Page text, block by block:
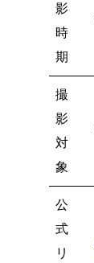
影
時
期
撮
影
対
象
公
式
リ